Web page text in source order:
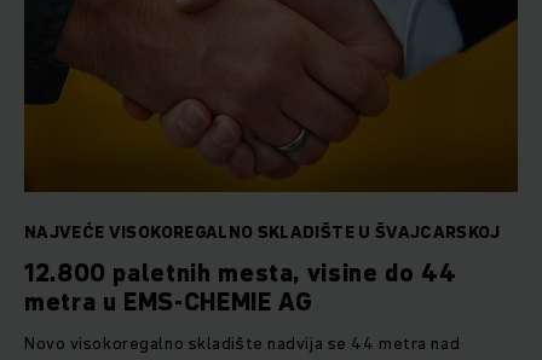
NAJVEĆE VISOKOREGALNO SKLADIŠTE U ŠVAJCARSKOJ
12.800 paletnih mesta, visine do 44
metra u EMS-CHEMIE AG
Novo visokoregalno skladište nadvija se 44 metra nad